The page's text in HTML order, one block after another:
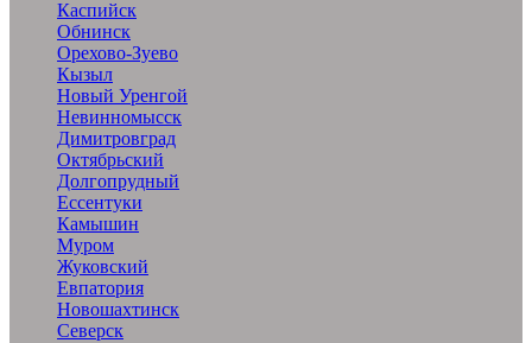
Каспийск
Обнинск
Орехово-Зуево
Кызыл
Новый Уренгой
Невинномысск
Димитровград
Октябрьский
Долгопрудный
Ессентуки
Камышин
Муром
Жуковский
Евпатория
Новошахтинск
Северск